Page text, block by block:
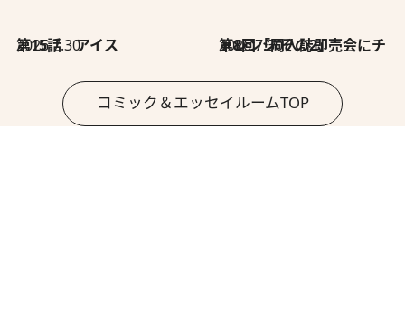
2026.7.30
第15話 アイス 2026.7.30
第8回「同人誌即売会にチャレンジ その2」
コミック＆エッセイルームTOP